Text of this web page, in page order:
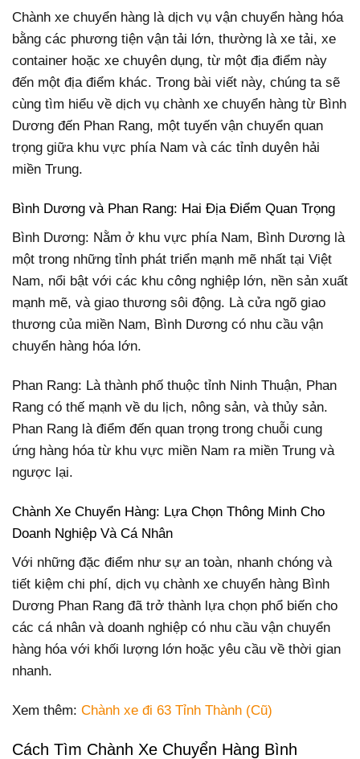
Chành xe chuyển hàng là dịch vụ vận chuyển hàng hóa
bằng các phương tiện vận tải lớn, thường là xe tải, xe
container hoặc xe chuyên dụng, từ một địa điểm này
đến một địa điểm khác. Trong bài viết này, chúng ta sẽ
cùng tìm hiểu về dịch vụ chành xe chuyển hàng từ Bình
Dương đến Phan Rang, một tuyến vận chuyển quan
trọng giữa khu vực phía Nam và các tỉnh duyên hải
miền Trung.
Bình Dương và Phan Rang: Hai Địa Điểm Quan Trọng
Bình Dương: Nằm ở khu vực phía Nam, Bình Dương là
một trong những tỉnh phát triển mạnh mẽ nhất tại Việt
Nam, nổi bật với các khu công nghiệp lớn, nền sản xuất
mạnh mẽ, và giao thương sôi động. Là cửa ngõ giao
thương của miền Nam, Bình Dương có nhu cầu vận
chuyển hàng hóa lớn.
Phan Rang: Là thành phố thuộc tỉnh Ninh Thuận, Phan
Rang có thế mạnh về du lịch, nông sản, và thủy sản.
Phan Rang là điểm đến quan trọng trong chuỗi cung
ứng hàng hóa từ khu vực miền Nam ra miền Trung và
ngược lại.
Chành Xe Chuyển Hàng: Lựa Chọn Thông Minh Cho
Doanh Nghiệp Và Cá Nhân
Với những đặc điểm như sự an toàn, nhanh chóng và
tiết kiệm chi phí, dịch vụ chành xe chuyển hàng Bình
Dương Phan Rang đã trở thành lựa chọn phổ biến cho
các cá nhân và doanh nghiệp có nhu cầu vận chuyển
hàng hóa với khối lượng lớn hoặc yêu cầu về thời gian
nhanh.
Xem thêm: Chành xe đi 63 Tỉnh Thành (Cũ)
Cách Tìm Chành Xe Chuyển Hàng Bình